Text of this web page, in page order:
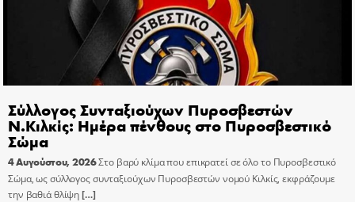
Σύλλογος Συνταξιούχων Πυροσβεστών
Ν.Κιλκίς: Ημέρα πένθους στο Πυροσβεστικό
Σώμα
4 Αυγούστου, 2026Στο βαρύ κλίμα που επικρατεί σε όλο το Πυροσβεστικό
Σώμα, ως σύλλογος συνταξιούχων Πυροσβεστών νομού Κιλκίς, εκφράζουμε
την βαθιά θλίψη[…]